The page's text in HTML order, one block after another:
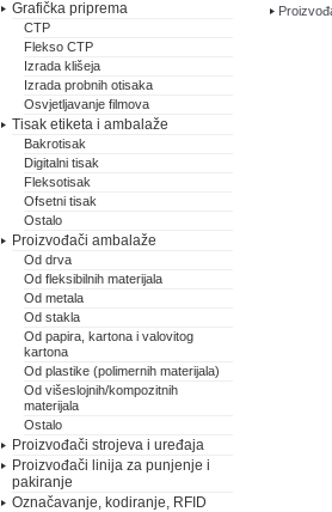
Grafička priprema
CTP
Flekso CTP
Izrada klišeja
Izrada probnih otisaka
Osvjetljavanje filmova
Tisak etiketa i ambalaže
Bakrotisak
Digitalni tisak
Fleksotisak
Ofsetni tisak
Ostalo
Proizvođači ambalaže
Od drva
Od fleksibilnih materijala
Od metala
Od stakla
Od papira, kartona i valovitog
kartona
Od plastike (polimernih materijala)
Od višeslojnih/kompozitnih
materijala
Ostalo
Proizvođači strojeva i uređaja
Proizvođači linija za punjenje i
pakiranje
Označavanje, kodiranje, RFID